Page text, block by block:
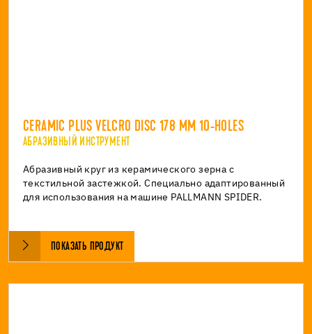
CERAMIC PLUS VELCRO DISC 178 MM 10-HOLES
АБРАЗИВНЫЙ ИНСТРУМЕНТ
Абразивный круг из керамического зерна с
текстильной застежкой. Специально адаптированный
для использования на машине PALLMANN SPIDER.
ПОКАЗАТЬ ПРОДУКТ